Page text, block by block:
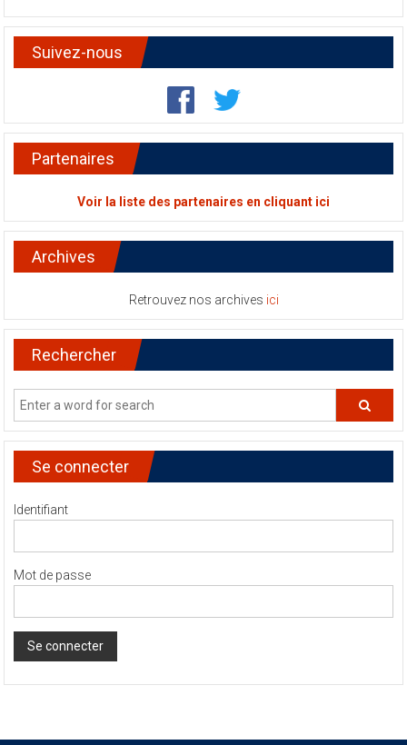
Suivez-nous
Partenaires
Voir la liste des partenaires en cliquant ici
Archives
Retrouvez nos archives ici
Rechercher
Se connecter
Identifiant
Mot de passe